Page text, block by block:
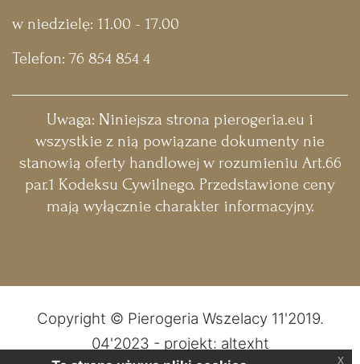
w niedzielę: 11.00 - 17.00
Telefon: 76 854 854 4
Uwaga: Niniejsza strona pierogeria.eu i
wszystkie z nią powiązane dokumenty nie
stanowią oferty handlowej w rozumieniu Art.66
par.1 Kodeksu Cywilnego. Przedstawione ceny
mają wyłącznie charakter informacyjny.
Copyright © Pierogeria Wszelacy 11'2019.
04'2023 - projekt: altexht
x